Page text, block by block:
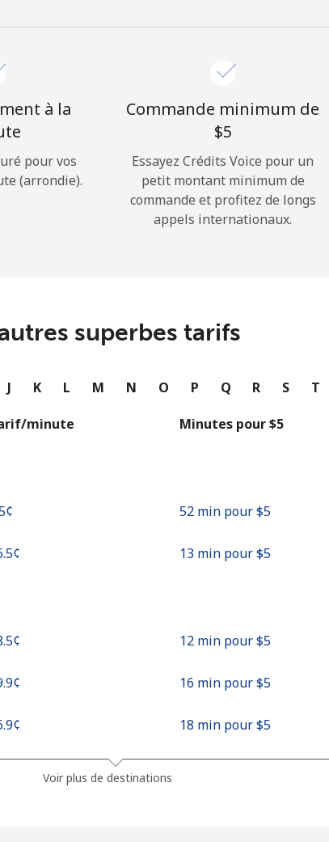
Rappel du mot de passe →
Continue avec
à la
pour vos
(arrondie).
Commande minimum de
⁦$5⁩
Essayez Crédits Voice pour un
petit montant minimum de
commande et profitez de longs
appels internationaux.
superbes tarifs
J K L M N O P Q R S T
minute Minutes pour ⁦$5⁩
52 min pour ⁦$5⁩
13 min pour ⁦$5⁩
12 min pour ⁦$5⁩
16 min pour ⁦$5⁩
18 min pour ⁦$5⁩
Voir plus de destinations